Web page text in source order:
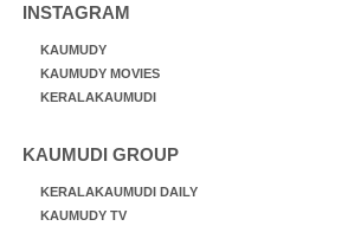
INSTAGRAM
KAUMUDY
KAUMUDY MOVIES
KERALAKAUMUDI
KAUMUDI GROUP
KERALAKAUMUDI DAILY
KAUMUDY TV